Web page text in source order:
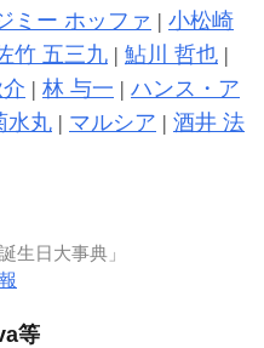
ミー ホッファ | 小松崎
竹 五三九 | 鮎川 哲也 |
| 林 与一 | ハンス・ア
水丸 | マルシア | 酒井 法
生日大事典」
等